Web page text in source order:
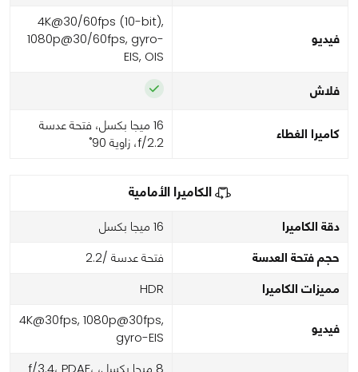
فيديو
4K@30/60fps (10-bit),
1080p@30/60fps, gyro-
EIS, OIS
فلاش
كاميرا الغطاء
16 ميجا بكسل، فتحة عدسة
f/2.2، زاوية 90˚
الكاميرا الأمامية
دقة الكاميرا 16 ميجا بكسل
حجم فتحة العدسة فتحة عدسة /2.2
مميزات الكاميرا HDR
فيديو
4K@30fps, 1080p@30fps,
gyro-EIS